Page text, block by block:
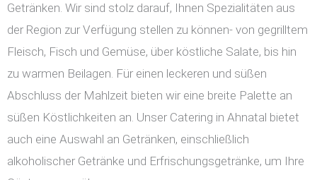
Getränken. Wir sind stolz darauf, Ihnen Spezialitäten aus
der Region zur Verfügung stellen zu können- von gegrilltem
Fleisch, Fisch und Gemüse, über köstliche Salate, bis hin
zu warmen Beilagen. Für einen leckeren und süßen
Abschluss der Mahlzeit bieten wir eine breite Palette an
süßen Köstlichkeiten an. Unser Catering in Ahnatal bietet
auch eine Auswahl an Getränken, einschließlich
alkoholischer Getränke und Erfrischungsgetränke, um Ihre